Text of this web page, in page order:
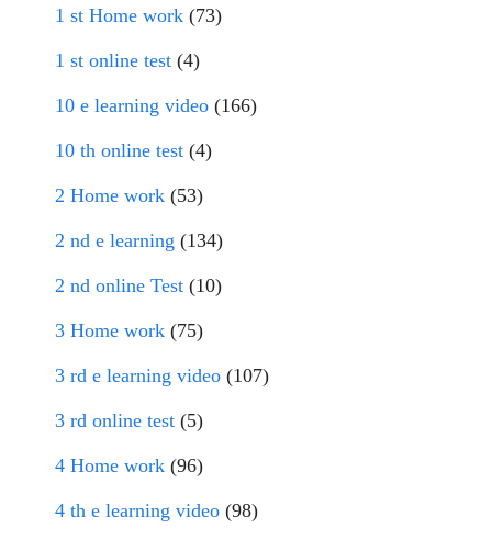
1 st Home work (73)
1 st online test (4)
10 e learning video (166)
10 th online test (4)
2 Home work (53)
2 nd e learning (134)
2 nd online Test (10)
3 Home work (75)
3 rd e learning video (107)
3 rd online test (5)
4 Home work (96)
4 th e learning video (98)